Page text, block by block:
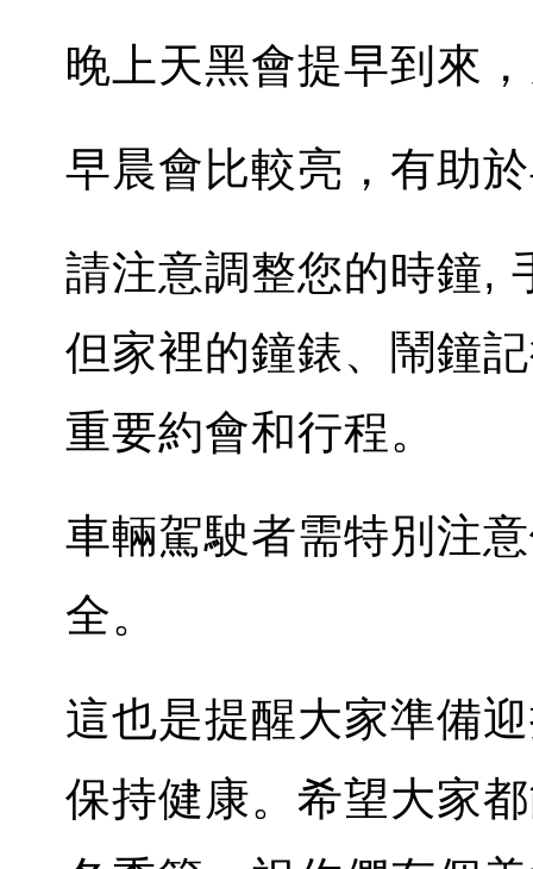
晚上天黑會提早到來
早晨會比較亮，有助
請注意調整您的時鐘,
但家裡的鐘錶、鬧鐘
重要約會和行程。
車輛駕駛者需特別注
全。
這也是提醒大家準備
保持健康。希望大家